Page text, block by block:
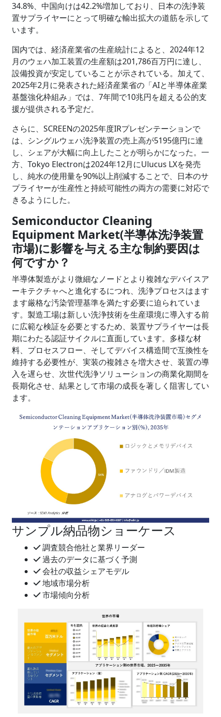
34.8%、中国向けは42.2%増加しており、日本の洗浄装
置サプライヤーにとって明確な輸出拡大の道筋を示して
います。
国内では、経済産業省の生産統計によると、2024年12
月のウェハ加工装置の生産額は201,786百万円に達し、
設備投資が安定していることが示されている。加えて、
2025年2月に発表された経済産業省の「AIと半導体産業
基盤強化枠組み」では、7年間で10兆円を超える公的支
援が提供される予定だ。
さらに、SCREENの2025年度IRプレゼンテーションで
は、シングルウェハ洗浄装置の売上高が5195億円に達
し、シェアが大幅に向上したことが明らかになった。一
方、Tokyo Electronは2024年12月にUlucus LXを発売
し、純水の使用量を90%以上削減することで、日本のサ
プライヤーが生産性と持続可能性の両方の需要に対応で
きるようにした。
Semiconductor Cleaning
Equipment Market(半導体洗浄装置
市場)に影響を与える主な制約要因は
何ですか？
半導体製造がより微細なノードとより複雑なデバイスア
ーキテクチャへと進化するにつれ、洗浄プロセスはます
ます厳格な汚染管理基準を満たす必要に迫られていま
す。製造工場は新しい洗浄技術を生産環境に導入する前
に広範な検証を必要とするため、装置サプライヤーは長
期にわたる認証サイクルに直面しています。多様な材
料、プロセスフロー、そしてデバイス構造間で互換性を
維持する必要性が、実装の複雑さを増大させ、装置の導
入を遅らせ、次世代洗浄ソリューションの商業化期間を
長期化させ、結果として市場の成長を著しく阻害してい
ます。
サンプル納品物ショーケース
調査競合他社と業界リーダー
過去のデータに基づく予測
会社の収益シェアモデル
地域市場分析
市場傾向分析